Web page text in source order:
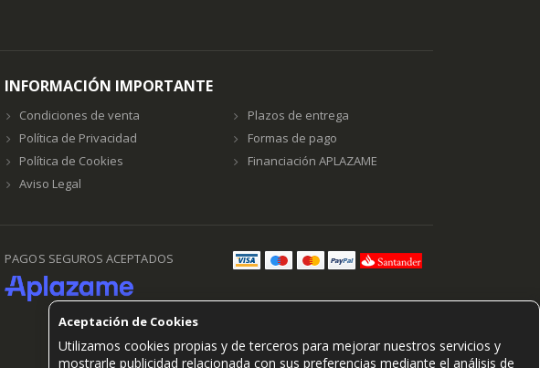
Aceptación de Cookies
Utilizamos cookies propias y de terceros para mejorar nuestros servicios y
mostrarle publicidad relacionada con sus preferencias mediante el análisis de
INFORMACIÓN IMPORTANTE
Condiciones de venta
Política de Privacidad
Política de Cookies
Aviso Legal
Plazos de entrega
Formas de pago
Financiación APLAZAME
PAGOS SEGUROS ACEPTADOS